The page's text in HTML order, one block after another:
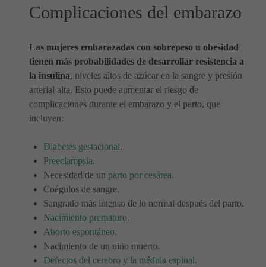
Complicaciones del embarazo
Las mujeres embarazadas con sobrepeso u obesidad
tienen más probabilidades de desarrollar resistencia a
la insulina, niveles altos de azúcar en la sangre y presión
arterial alta. Esto puede aumentar el riesgo de
complicaciones durante el embarazo y el parto, que
incluyen:
Diabetes gestacional.
Preeclampsia.
Necesidad de un parto por cesárea.
Coágulos de sangre.
Sangrado más intenso de lo normal después del parto.
Nacimiento prematuro.
Aborto espontáneo.
Nacimiento de un niño muerto.
Defectos del cerebro y la médula espinal.